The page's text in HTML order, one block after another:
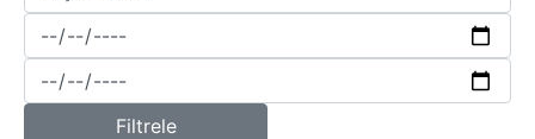
LISANSÜSTÜ
MEZUNLAR
ARAŞTIRMA
Filtrele